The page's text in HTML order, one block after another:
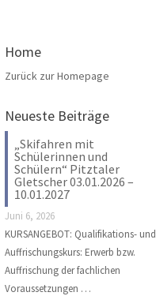
Home
Zurück zur Homepage
Neueste Beiträge
„Skifahren mit
Schülerinnen und
Schülern“ Pitztaler
Gletscher 03.01.2026 –
10.01.2027
Juni 6, 2026
KURSANGEBOT: Qualifikations- und
Auffrischungskurs: Erwerb bzw.
Auffrischung der fachlichen
Voraussetzungen …